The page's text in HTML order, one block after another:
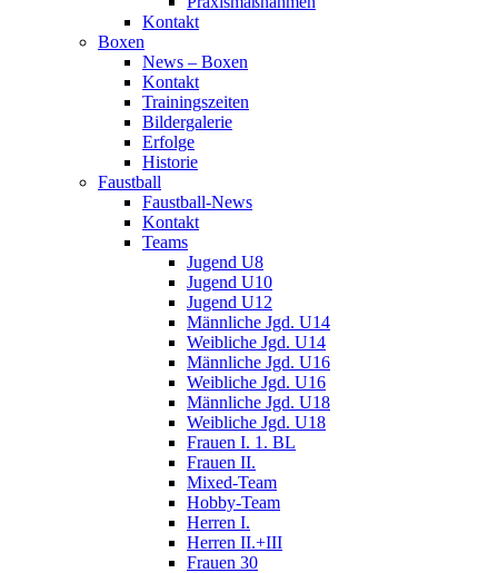
Kontakt
Boxen
News – Boxen
Kontakt
Trainingszeiten
Bildergalerie
Erfolge
Historie
Faustball
Faustball-News
Kontakt
Teams
Jugend U8
Jugend U10
Jugend U12
Männliche Jgd. U14
Weibliche Jgd. U14
Männliche Jgd. U16
Weibliche Jgd. U16
Männliche Jgd. U18
Weibliche Jgd. U18
Frauen I. 1. BL
Frauen II.
Mixed-Team
Hobby-Team
Herren I.
Herren II.+III
Frauen 30